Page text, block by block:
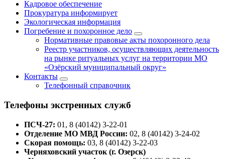
Кадровое обеспечение
Прокуратура информирует
Экологическая информация
Погребение и похоронное дело
Нормативные правовые акты похоронного дела
Реестр участников, осуществляющих деятельность
на рынке ритуальных услуг на территории МО
«Озёрский муниципальный округ»
Контакты
Телефонный справочник
Телефоны экстренных служб
ПСЧ-27: 01, 8 (40142) 3-22-01
Отделение МО МВД России: 02, 8 (40142) 3-24-02
Скорая помощь: 03, 8 (40142) 3-22-03
Черняховский участок (г. Озерск)